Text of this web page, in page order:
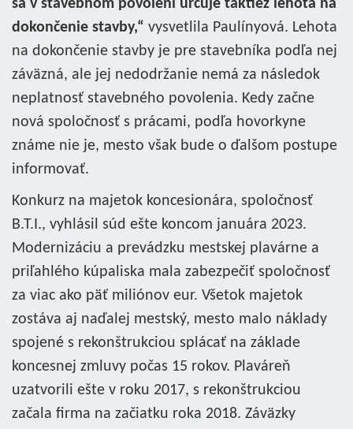
sa v stavebnom povolení určuje taktiež lehota na
dokončenie stavby,“ vysvetlila Paulínyová. Lehota
na dokončenie stavby je pre stavebníka podľa nej
záväzná, ale jej nedodržanie nemá za následok
neplatnosť stavebného povolenia. Kedy začne
nová spoločnosť s prácami, podľa hovorkyne
známe nie je, mesto však bude o ďalšom postupe
informovať.
Konkurz na majetok koncesionára, spoločnosť
B.T.I., vyhlásil súd ešte koncom januára 2023.
Modernizáciu a prevádzku mestskej plavárne a
priľahlého kúpaliska mala zabezpečiť spoločnosť
za viac ako päť miliónov eur. Všetok majetok
zostáva aj naďalej mestský, mesto malo náklady
spojené s rekonštrukciou splácať na základe
koncesnej zmluvy počas 15 rokov. Plaváreň
uzatvorili ešte v roku 2017, s rekonštrukciou
začala firma na začiatku roka 2018. Záväzky